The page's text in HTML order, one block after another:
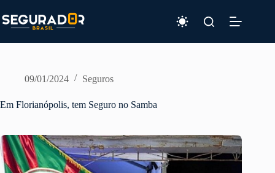
para
o
09/01/2024 Seguros
Em Florianópolis, tem Seguro no Samba